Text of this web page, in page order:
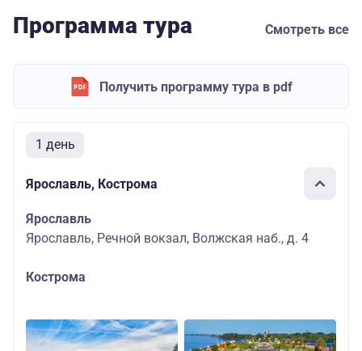
Программа тура Смотреть все
Получить программу тура в pdf
1 день
Ярославль, Кострома
Ярославль
Ярославль, Речной вокзал, Волжская наб., д. 4
Кострома